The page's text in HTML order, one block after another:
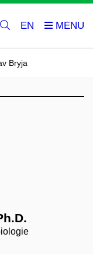
EN
Bryja